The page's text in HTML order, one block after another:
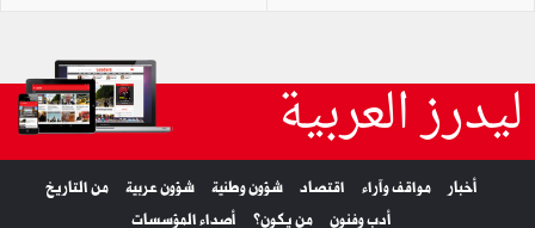
ليدرز العربية
أخبار مواقف وآراء اقتصاد شؤون وطنية شؤون عربية
من التاريخ
أدب وفنون
من يكون؟ أصداء المؤسسات